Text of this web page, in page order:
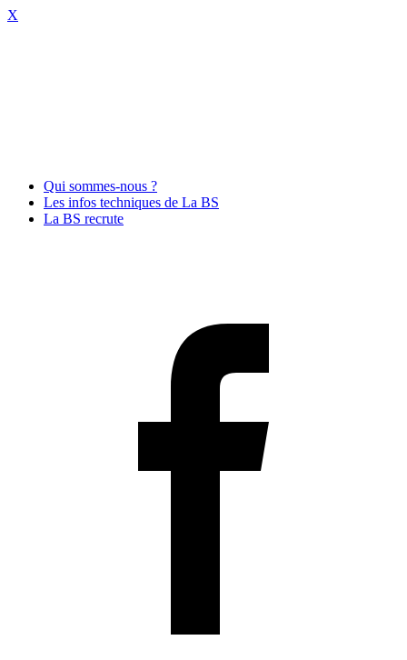
X
Qui sommes-nous ?
Les infos techniques de La BS
La BS recrute